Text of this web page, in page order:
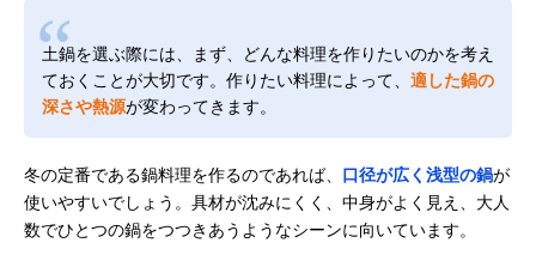
土鍋を選ぶ際には、まず、どんな料理を作りたいのかを考え
ておくことが大切です。作りたい料理によって、 適した鍋の
深さや熱源が変わってきます。
冬の定番である鍋料理を作るのであれば、 口径が広く浅型の鍋が
使いやすいでしょう。具材が沈みにくく、中身がよく見え、大人
数でひとつの鍋をつつきあうようなシーンに向いています。